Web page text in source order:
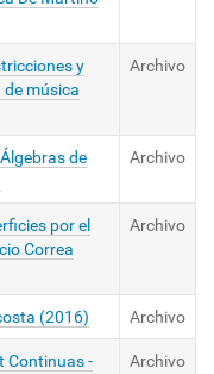
y
música
Archivo
de
Archivo
por el
Correa
Archivo
(2016) Archivo
Continuas -
Archivo